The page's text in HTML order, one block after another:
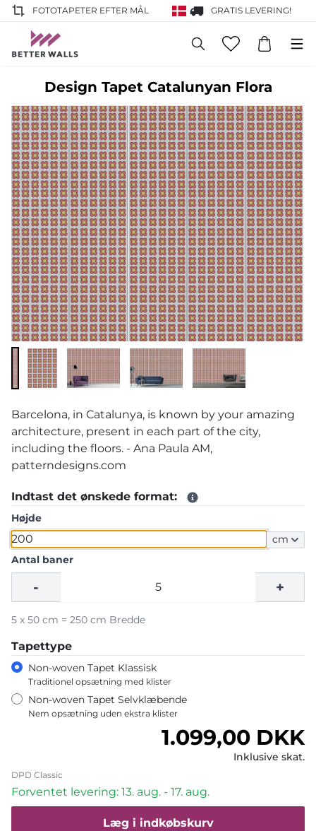
FOTOTAPETER EFTER MÅL GRATIS LEVERING!
Design Tapet Catalunyan Flora
Barcelona, in Catalunya, is known by your amazing
architecture, present in each part of the city,
including the floors. - Ana Paula AM,
patterndesigns.com
Indtast det ønskede format:
Højde
cm
Antal baner
- +
5 x 50 cm = 250 cm Bredde
Tapettype
Non-woven Tapet Klassisk
Traditionel opsætning med klister
Non-woven Tapet Selvklæbende
Nem opsætning uden ekstra klister
Normalpris
1.099,00 DKK
Inklusive skat.
DPD Classic
Forventet levering: 13. aug. - 17. aug.
Læg i indkøbskurv